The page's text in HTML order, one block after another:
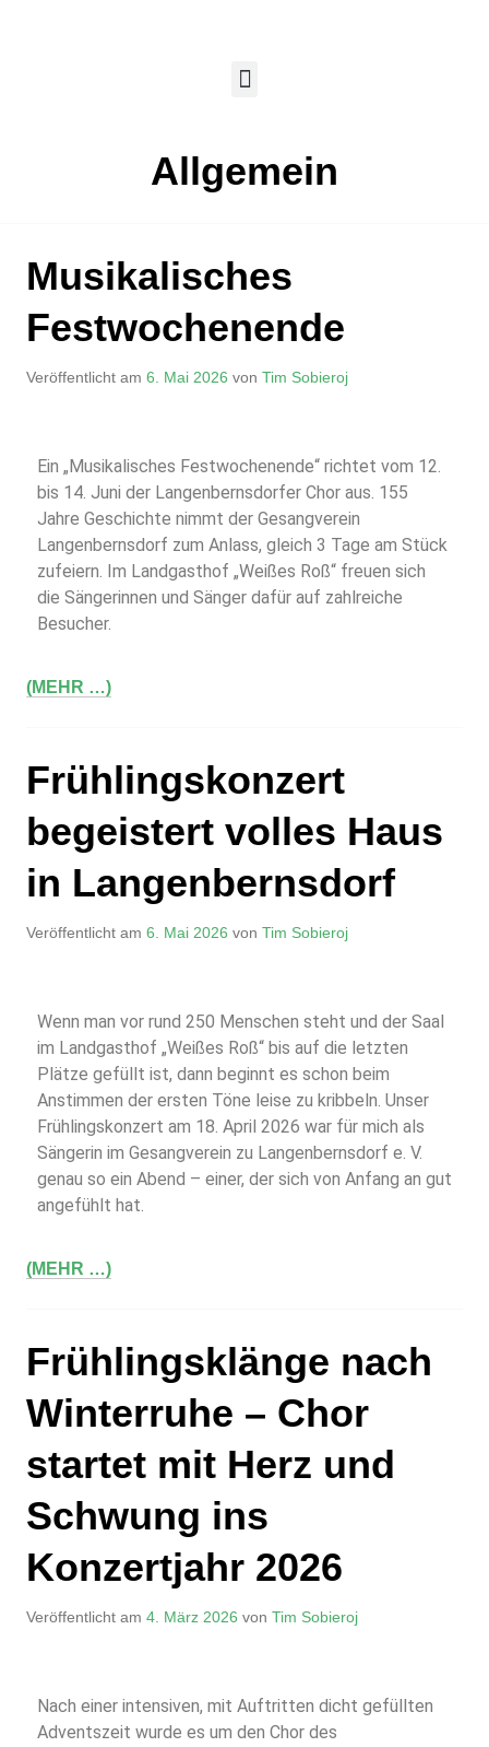
Allgemein
Musikalisches
Festwochenende
Veröffentlicht am 6. Mai 2026 von Tim Sobieroj
Ein „Musikalisches Festwochenende“ richtet vom 12.
bis 14. Juni der Langenbernsdorfer Chor aus. 155
Jahre Geschichte nimmt der Gesangverein
Langenbernsdorf zum Anlass, gleich 3 Tage am Stück
zufeiern. Im Landgasthof „Weißes Roß“ freuen sich
die Sängerinnen und Sänger dafür auf zahlreiche
Besucher.
(MEHR …)
Frühlingskonzert
begeistert volles Haus
in Langenbernsdorf
Veröffentlicht am 6. Mai 2026 von Tim Sobieroj
Wenn man vor rund 250 Menschen steht und der Saal
im Landgasthof „Weißes Roß“ bis auf die letzten
Plätze gefüllt ist, dann beginnt es schon beim
Anstimmen der ersten Töne leise zu kribbeln. Unser
Frühlingskonzert am 18. April 2026 war für mich als
Sängerin im Gesangverein zu Langenbernsdorf e. V.
genau so ein Abend – einer, der sich von Anfang an gut
angefühlt hat.
(MEHR …)
Frühlingsklänge nach
Winterruhe – Chor
startet mit Herz und
Schwung ins
Konzertjahr 2026
Veröffentlicht am 4. März 2026 von Tim Sobieroj
Nach einer intensiven, mit Auftritten dicht gefüllten
Adventszeit wurde es um den Chor des